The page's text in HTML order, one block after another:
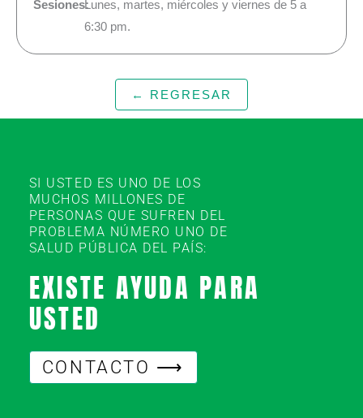
Sesiones:Lunes, martes, miércoles y viernes de 5 a
6:30 pm.
← REGRESAR
SI USTED ES UNO DE LOS
MUCHOS MILLONES DE
PERSONAS QUE SUFREN DEL
PROBLEMA NÚMERO UNO DE
SALUD PÚBLICA DEL PAÍS:
EXISTE AYUDA PARA
USTED
CONTACTO ⟶